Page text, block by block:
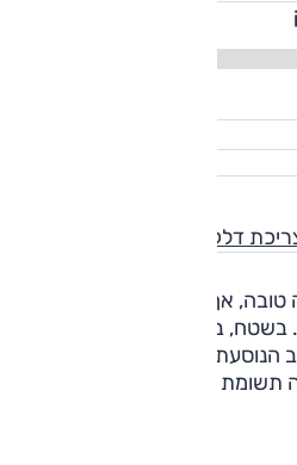
דלק
אך פוגם ביכולת הדינאמית
בשל זוויות גלגול מודגשות למדי. בשטח, בעיקר בשבילים, האאוטבק
הנוסעת בשל המתלים הרכים -
תשומת לב בנסיעה מהירה, בכדי
מקנים לאאוטבק יכולת